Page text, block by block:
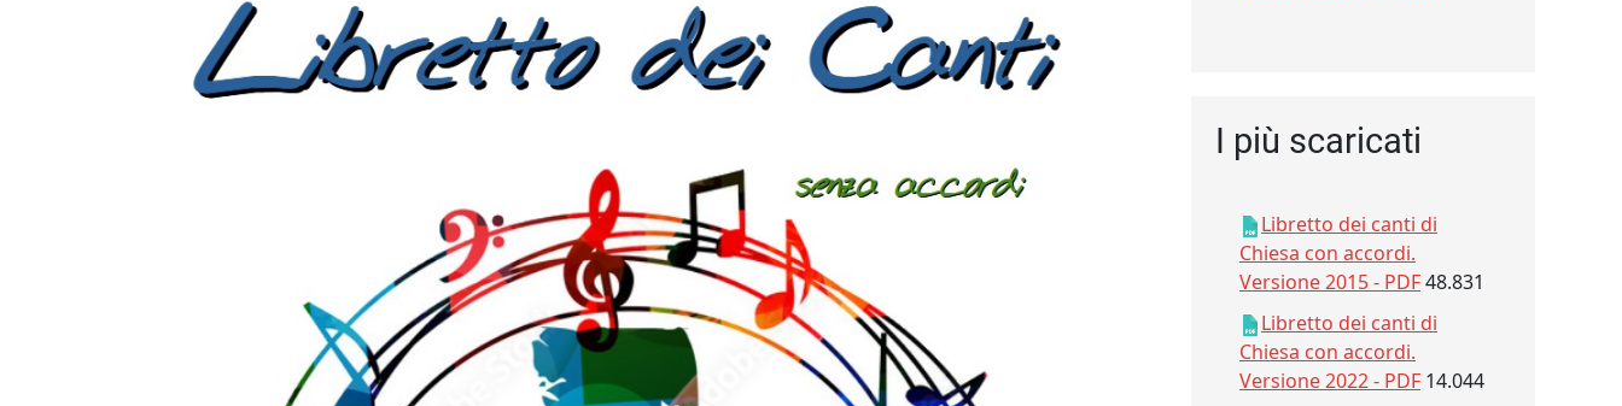
I più scaricati
Libretto dei canti di
Chiesa con accordi.
Versione 2015 - PDF48.831
Libretto dei canti di
Chiesa con accordi.
Versione 2022 - PDF 14.044